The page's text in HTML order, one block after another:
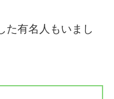
た有名人もいまし